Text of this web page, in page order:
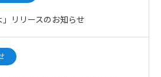
リリースのお知らせ